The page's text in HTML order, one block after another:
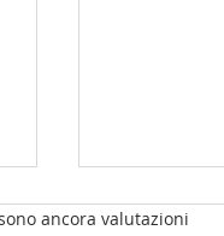
su 5.ancora valutazioni